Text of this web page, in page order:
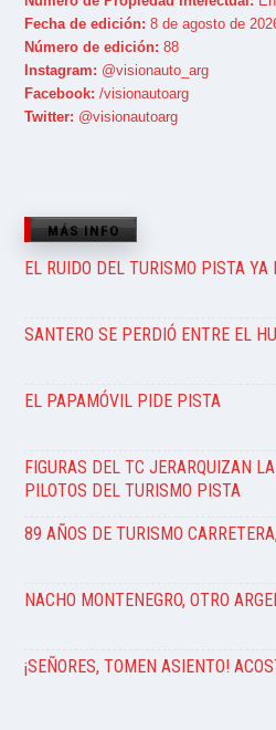
Fecha de edición: 8 de agosto de
Número de edición: 88
Instagram: @visionauto_arg
Facebook: /visionautoarg
Twitter: @visionautoarg
MÁS INFO
EL RUIDO DEL TURISMO PISTA YA
SANTERO SE PERDIÓ ENTRE EL
EL PAPAMÓVIL PIDE PISTA
FIGURAS DEL TC JERARQUIZAN
PILOTOS DEL TURISMO PISTA
89 AÑOS DE TURISMO
NACHO MONTENEGRO, OTRO
¡SEÑORES, TOMEN ASIENTO!